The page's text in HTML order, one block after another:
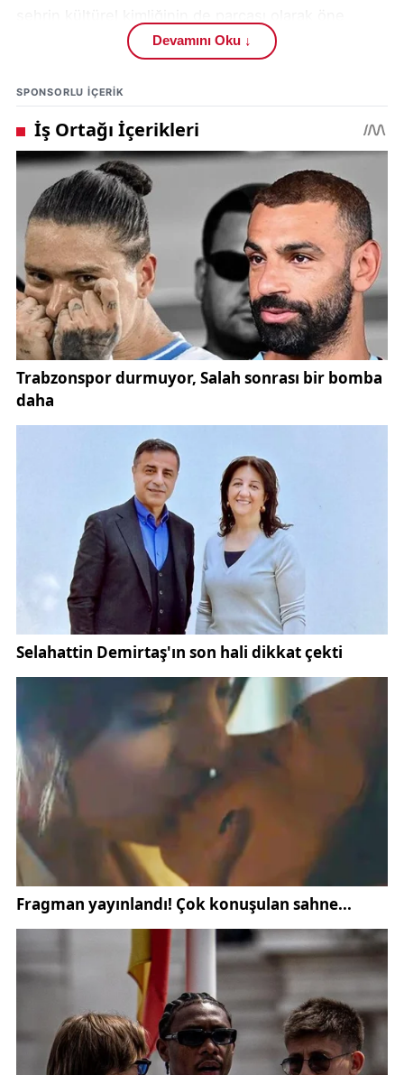
1939 yılında temelleri atılan ve bugün Türkiye Raylı
Sistem Araçları Sanayii AŞ çatısı altında faaliyet
gösteren "https://www.turasas.gov.tr
TÜRASAŞSivas Bölge Müdürlüğü, Türkiye’nin
demiryolu sanayisindeki önemli üretim
merkezlerinden biri olarak dikkat çekiyor. Kurum,
ulusal ve uluslararası demiryolu sektöründe
kullanılan farklı tip ve teknik özelliklere sahip yük
vagonlarının bakım, onarım ve imalatını
gerçekleştirirken, raylı sistem araçlarına ait yedek
parça üretimini de sürdürüyor. Bu yönüyle hem ülke
ekonomisine hem de istihdama katkı sağlıyor.
Kuruluş yıllarında su deposu olarak inşa edilen ve
44 metre yüksekliğiyle dikkat çeken kule, zaman
içinde işlev değiştirerek saat kulesine dönüştürüldü.
İlk yapım amacı farklı olsa da, ilerleyen süreçte
fabrikanın zaman yönetiminde merkezi bir rol
üstlenmesi için yeniden düzenlendi.
Yaklaşık 87 yıl önce çalışanların mesai saatlerini
düzenli şekilde takip edebilmesi amacıyla saat
sistemi entegre edilen kule, dönemin sanayi
disiplinini yansıtan önemli bir uygulama olarak
görülebilen saat, iş başlangıcı, mola saatleri ve
mesai bitimini net bir şekilde belirliyordu.
Zaman içinde kuleye eklenen boru sesi sistemi ise
bu düzeni daha da güçlendirdi. Saati göremeyen
çalışanlar için devreye alınan bu sistem sayesinde,
mesai başlangıcı ve bitişi yüksek sesli bir uyarıyla
duyurulmaya başlandı. Böylece üretim sürecinde eş
zamanlılık sağlandı.
Tarihi saat kulesi ve boru sesi yalnızca TÜRASAŞ
çalışanlarının günlük hayatında değil, Sivaslıların
belleğinde de önemli bir yer edindi. Özellikle
fabrikanın çevresinde yaşayan vatandaşlar için boru
sesi, günün belirli saatlerini simgeleyen bir işaret
haline geldi.
Devamını Oku ↓
SPONSORLU IÇERIK